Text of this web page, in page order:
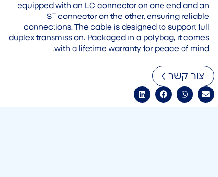
equipped with an LC connector on one end and an
ST connector on the other, ensuring reliable
connections. The cable is designed to support full
duplex transmission. Packaged in a polybag, it comes
with a lifetime warranty for peace of mind.
צור קשר